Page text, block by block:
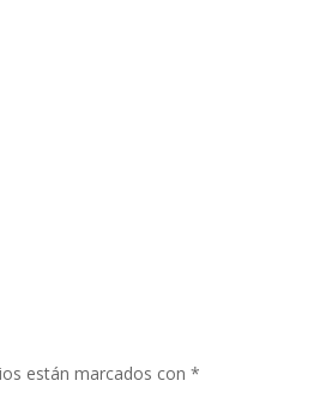
están marcados con*